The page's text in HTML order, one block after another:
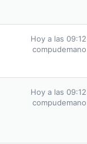
Hoy a las 09:12
compudemano
Hoy a las 09:12
compudemano